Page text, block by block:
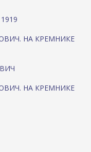
НА КРЕМНИКЕ
НА КРЕМНИКЕ